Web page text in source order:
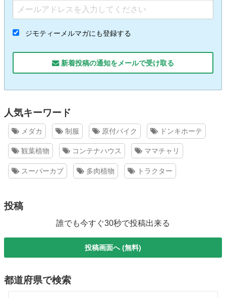
ジモティーメルマガにも登録する
新着投稿の通知をメールで受け取る
人気キーワード
メダカ 制服 原付バイク ドンキホーテ
観葉植物 コンテナハウス ママチャリ
スーパーカブ 多肉植物 トラクター
投稿
誰でも今すぐ30秒で投稿出来る
投稿画面へ (無料)
都道府県で検索